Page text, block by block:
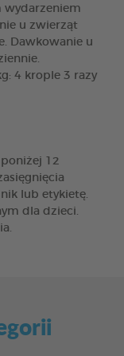
wydarzeniem
u zwierząt
Dawkowanie u
4 krople 3 razy
12
lub etykietę.
dla dzieci.